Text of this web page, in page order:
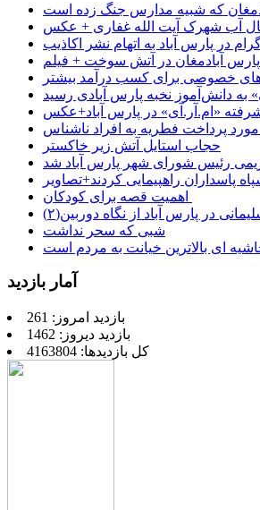
آب شهرک آیت الله غفاری + عکس
در پارس آباد به اتهام نشر اکاذیب
پارس آبادمغان در آتش سوخت + فیلم
خصوصی برای کسب درآمد بیشتر
به دانش‌آموز نخبه پارس آبادی رسید
«ام.آر.آی» در پارس آباد+عکس
پرداخت فطریه به افراد ناشناس
حجاب استایل آتش زیر خاکستر
رئیس شورای شهر پارس آباد شد
پاسداران راهپیمایی کردند+تصاویر
در پارس آباد از نگاه دوربین(۲)
شبی که سحر نداشت
ای بالاترین خیانت به مردم است
آمار بازدید
بازدید امروز: 261
بازدید دیروز: 1462
کل بازدیدها: 4163804